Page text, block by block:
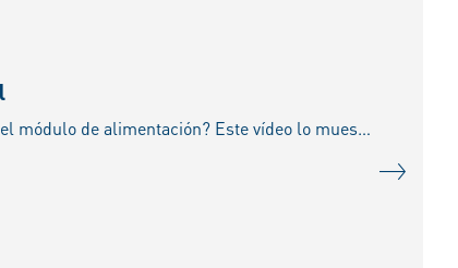
¿Cómo se sustituyen las bombas inmersas en el depósito? ¿Cómo accedo a la bomba desde el módulo de alimentación? Este vídeo lo muestra. ¿No quieres perderte ningún vídeo más? ¡Suscríbet